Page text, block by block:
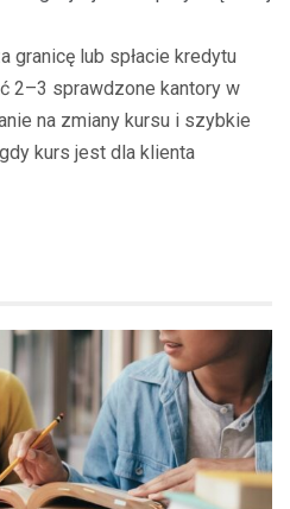
granicę lub spłacie kredytu
2–3 sprawdzone kantory w
na zmiany kursu i szybkie
kurs jest dla klienta